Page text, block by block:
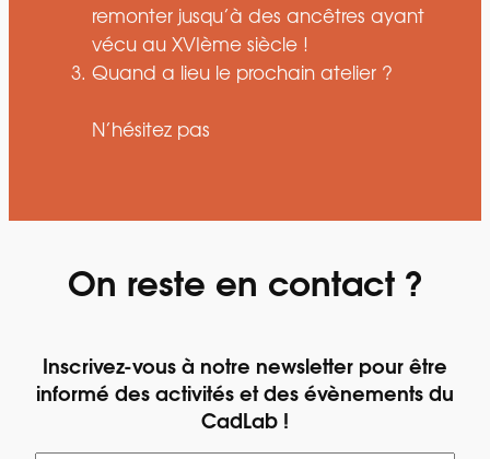
remonter jusqu’à des ancêtres ayant
vécu au XVIème siècle !
Quand a lieu le prochain atelier ?
N’hésitez pas
On reste en contact ?
Inscrivez-vous à notre newsletter pour être
informé des activités et des évènements du
CadLab !